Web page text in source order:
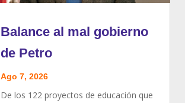
Balance al mal gobierno
de Petro
Ago 7, 2026
De los 122 proyectos de educación que